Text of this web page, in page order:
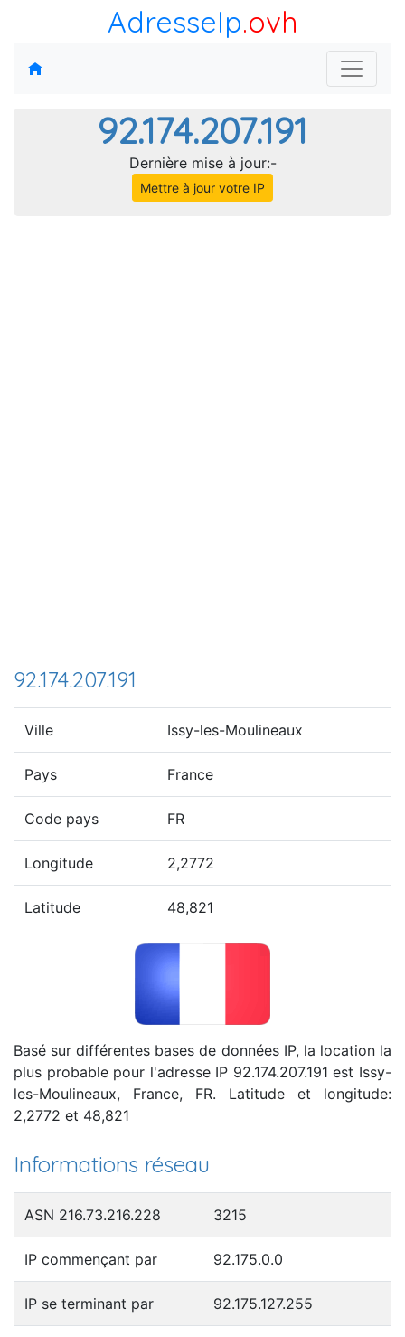
AdresseIp.ovh
92.174.207.191
Dernière mise à jour:-
Mettre à jour votre IP
92.174.207.191
Ville Issy-les-Moulineaux
Pays France
Code pays FR
Longitude 2,2772
Latitude 48,821
Basé sur différentes bases de données IP, la location la
plus probable pour l'adresse IP 92.174.207.191 est Issy-
les-Moulineaux, France, FR. Latitude et longitude:
2,2772 et 48,821
Informations réseau
ASN 216.73.216.228 3215
IP commençant par 92.175.0.0
IP se terminant par 92.175.127.255